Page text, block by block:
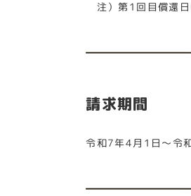
注）第1回目償還日
請求期間
令和7年4月1日～令